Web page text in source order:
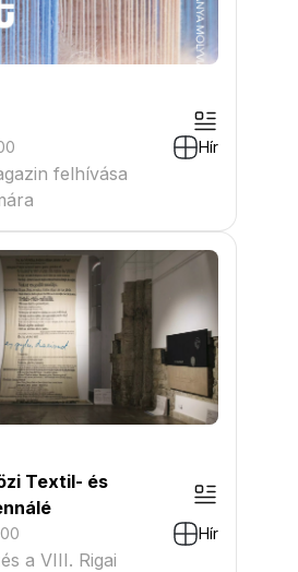
Hír
felhívása
Textil- és
Hír
a VIII. Rigai